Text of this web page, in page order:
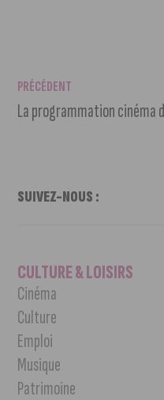
PRÉCÉDENT
SUIVEZ-NOUS :
CULTURE & LOISIRS
Cinéma
Culture
Emploi
Musique
Patrimoine